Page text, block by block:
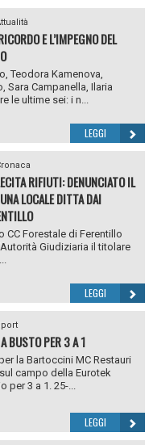
E L’IMPEGNO DEL
Teodora Kamenova,
Sara Campanella, Ilaria
le ultime sei: i n...
LEGGI
RIFIUTI: DENUNCIATO IL
LOCALE DITTA DAI
CC Forestale di Ferentillo
Giudiziaria il titolare
LEGGI
BUSTO PER 3 A 1
la Bartoccini MC Restauri
campo della Eurotek
per 3 a 1. 25-...
LEGGI